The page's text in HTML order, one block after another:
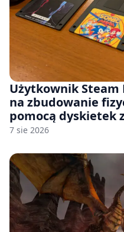
Użytkownik Steam
na zbudowanie
pomocą dyskietek
7 sie 2026